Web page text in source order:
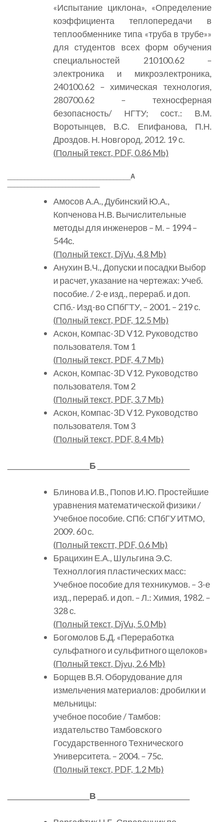
«Испытание циклона», «Определение
коэффициента теплопередачи в
теплообменнике типа «труба в трубе»»
для студентов всех форм обучения
специальностей 210100.62 –
электроника и микроэлектроника,
240100.62 – химическая технология,
280700.62 – техносферная
безопасность/ НГТУ; сост.: В.М.
Воротынцев, В.С. Епифанова, П.Н.
Дроздов. Н. Новгород, 2012. 19 с.
(Полный текст, PDF, 0.86 Mb)
А
Амосов А.А., Дубинский Ю.А.,
Копченова Н.В. Вычислительные
методы для инженеров – М. – 1994 –
544с.
(Полный текст, DjVu, 4.8 Mb)
Анухин В.Ч., Допуски и посадки Выбор
и расчет, указание на чертежах: Учеб.
пособие. / 2-е изд., перераб. и доп.
СПб.- Изд-во СПбГТУ, – 2001. – 219 с.
(Полный текст, PDF, 12.5 Mb)
Аскон, Компас-3D V12. Руководство
пользователя. Том 1
(Полный текст, PDF, 4.7 Mb)
Аскон, Компас-3D V12. Руководство
пользователя. Том 2
(Полный текст, PDF, 3.7 Mb)
Аскон, Компас-3D V12. Руководство
пользователя. Том 3
(Полный текст, PDF, 8.4 Mb)
Б
Блинова И.В., Попов И.Ю. Простейшие
уравнения математической физики /
Учебное пособие. СПб: СПбГУ ИТМО,
2009. 60 с.
(Полный текстт, PDF, 0.6 Mb)
Брацихин Е.А., Шульгина Э.С.
Техноллогия пластических масс:
Учебное пособие для техникумов. – 3-е
изд., перераб. и доп. – Л.: Химия, 1982. –
328 с.
(Полный текст, DjVu, 5.0 Mb)
Богомолов Б.Д. «Переработка
сульфатного и сульфитного щелоков»
(Полный текст, Djvu, 2.6 Mb)
Борщев В.Я. Оборудование для
измельчения материалов: дробилки и
мельницы:
учебное пособие / Тамбов:
издательство Тамбовского
Государственного Технического
Университета. – 2004. – 75с.
(Полный текст, PDF, 1.2 Mb)
В